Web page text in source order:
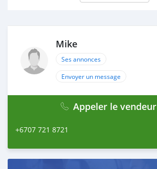
Mike
Ses annonces
Envoyer un message
Appeler le vendeur
+6707 721 8721